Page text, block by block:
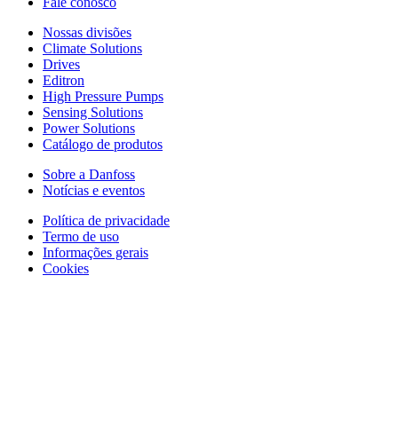
Nossas divisões
Climate Solutions
Drives
Editron
High Pressure Pumps
Sensing Solutions
Power Solutions
Catálogo de produtos
Sobre a Danfoss
Notícias e eventos
Política de privacidade
Termo de uso
Informações gerais
Cookies